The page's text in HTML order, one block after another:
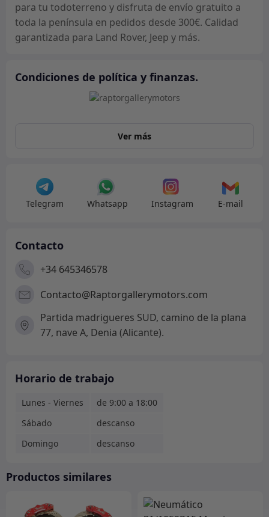
para tu todoterreno y disfruta de envío gratuito a
toda la península en pedidos desde 300€. Calidad
garantizada para Land Rover, Jeep y más.
Condiciones de política y finanzas.
Ver más
Telegram Whatsapp Instagram E-mail
Contacto
+34 645346578
Contacto@Raptorgallerymotors.com
Partida madrigueres SUD, camino de la plana
77, nave A, Denia (Alicante).
Horario de trabajo
Lunes - Viernes
de 9:00 a 18:00
Sábado
descanso
Domingo
descanso
Productos similares